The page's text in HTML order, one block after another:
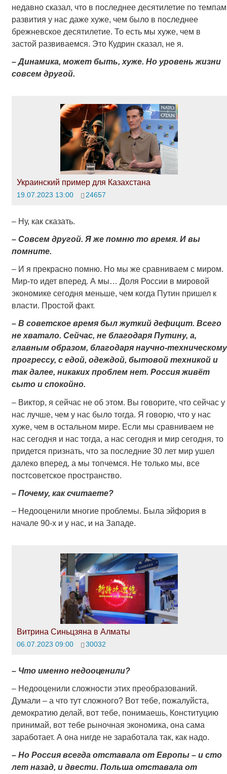
недавно сказал, что в последнее десятилетие по темпам
развития у нас даже хуже, чем было в последнее
брежневское десятилетие. То есть мы хуже, чем в
застой развиваемся. Это Кудрин сказал, не я.
– Динамика, может быть, хуже. Но уровень жизни
совсем другой.
Украинский пример для Казахстана
19.07.2023 13:00 24657
– Ну, как сказать.
– Совсем другой. Я же помню то время. И вы
помните.
– И я прекрасно помню. Но мы же сравниваем с миром.
Мир-то идет вперед. А мы… Доля России в мировой
экономике сегодня меньше, чем когда Путин пришел к
власти. Простой факт.
– В советское время был жуткий дефицит. Всего
не хватало. Сейчас, не благодаря Путину, а,
главным образом, благодаря научно-техническому
прогрессу, с едой, одеждой, бытовой техникой и
так далее, никаких проблем нет. Россия живёт
сыто и спокойно.
– Виктор, я сейчас не об этом. Вы говорите, что сейчас у
нас лучше, чем у нас было тогда. Я говорю, что у нас
хуже, чем в остальном мире. Если мы сравниваем не
нас сегодня и нас тогда, а нас сегодня и мир сегодня, то
придется признать, что за последние 30 лет мир ушел
далеко вперед, а мы топчемся. Не только мы, все
постсоветское пространство.
– Почему, как считаете?
– Недооценили многие проблемы. Была эйфория в
начале 90-х и у нас, и на Западе.
Витрина Синьцзяна в Алматы
06.07.2023 09:00 30032
– Что именно недооценили?
– Недооценили сложности этих преобразований.
Думали – а что тут сложного? Вот тебе, пожалуйста,
демократию делай, вот тебе, понимаешь, Конституцию
принимай, вот тебе рыночная экономика, она сама
заработает. А она нигде не заработала так, как надо.
– Но Россия всегда отставала от Европы – и сто
лет назад, и двести. Польша отставала от